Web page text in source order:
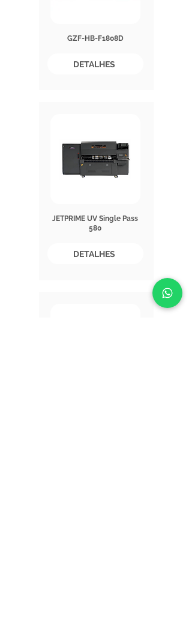
GZF-HB-F1808D
DETALHES
JETPRIME UV Single Pass
580
DETALHES